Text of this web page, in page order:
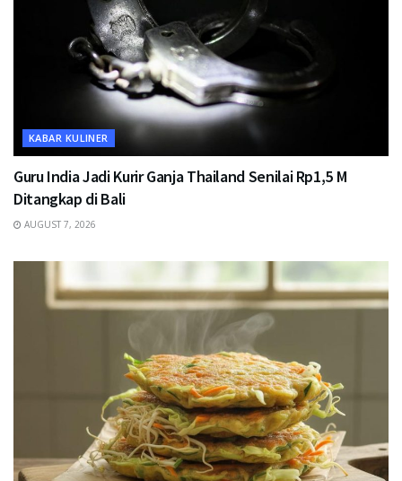
KABAR KULINER
Guru India Jadi Kurir Ganja Thailand Senilai Rp1,5 M
Ditangkap di Bali
AUGUST 7, 2026